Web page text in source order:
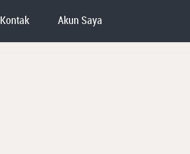
Kontak Akun Saya